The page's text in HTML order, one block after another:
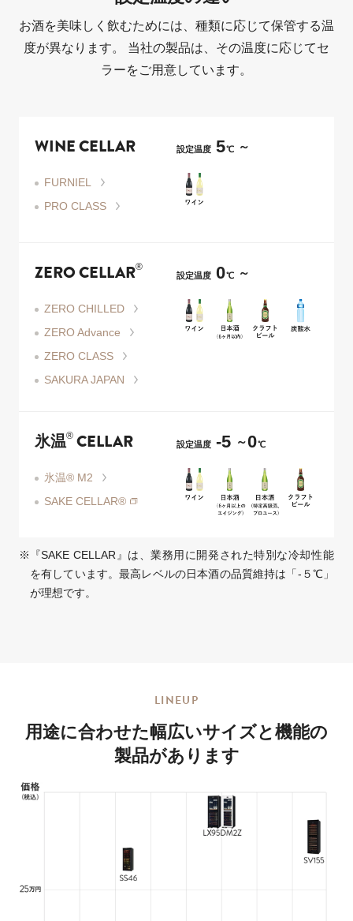
お酒を美味しく飲むためには、種類に応じて保管する温
度が異なります。
当社の製品は、その温度に応じてセ
ラーをご用意しています。
WINE CELLAR 設定温度 5℃ ～
FURNIEL
PRO CLASS
ZERO CELLAR®
設定温度 0℃ ～
ZERO CHILLED
ZERO Advance
ZERO CLASS
SAKURA JAPAN
氷温® CELLAR 設定温度 -5 ～0℃
氷温® M2
SAKE CELLAR®
『SAKE CELLAR』は、業務用に開発された特別な冷却性能
を有しています。最高レベルの日本酒の品質維持は「-５℃」
が理想です。
LINEUP
用途に合わせた幅広いサイズと機能の
製品があります